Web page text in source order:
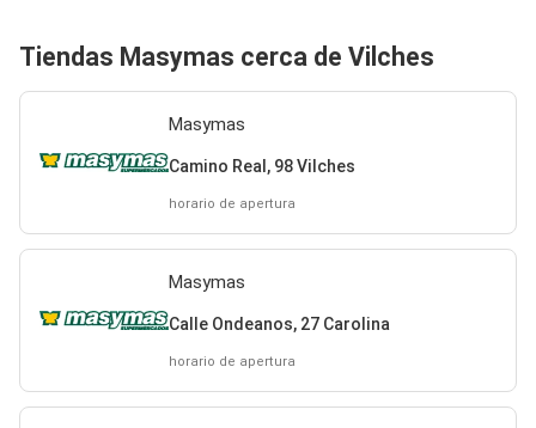
Tiendas Masymas cerca de Vilches
Masymas
Camino Real, 98 Vilches
horario de apertura
Masymas
Calle Ondeanos, 27 Carolina
horario de apertura